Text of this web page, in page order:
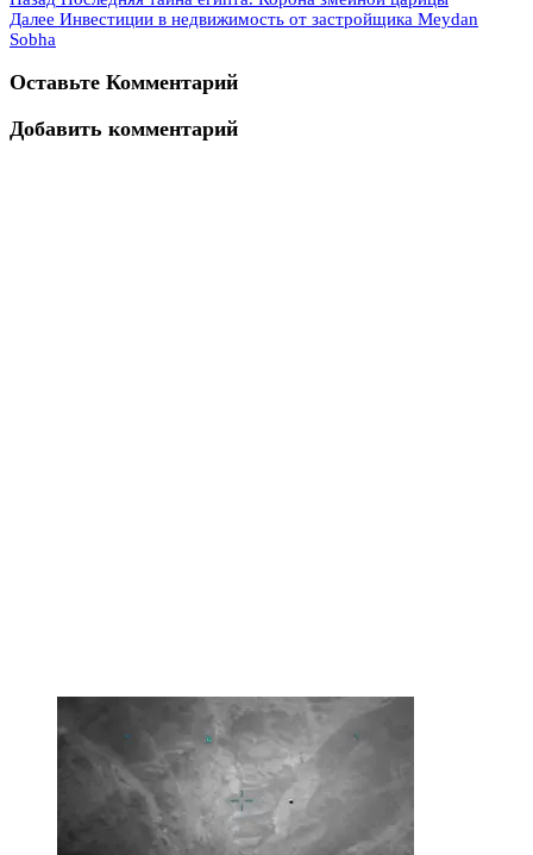
Далее Инвестиции в недвижимость от застройщика Meydan
Sobha
Оставьте Комментарий
Добавить комментарий